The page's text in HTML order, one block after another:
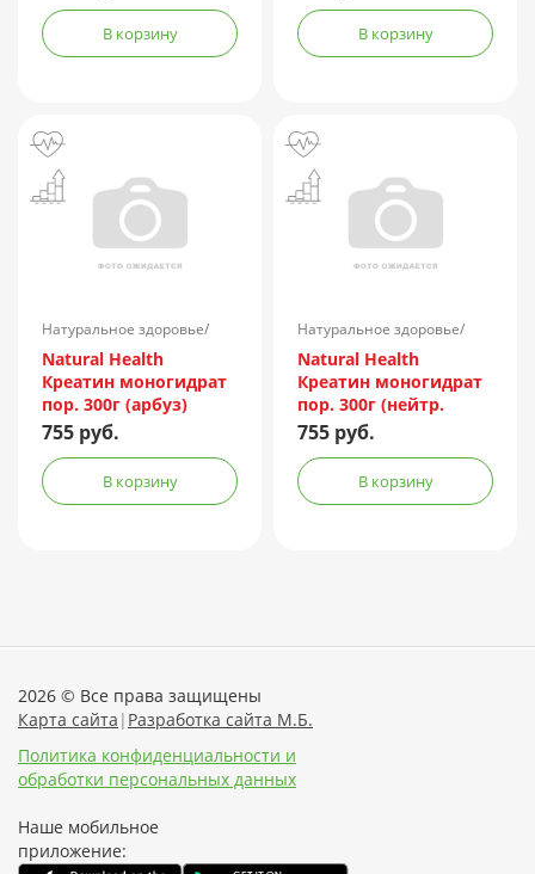
В корзину В корзину
Натуральное здоровье/
Россия
Natural Health
Креатин моногидрат
пор. 300г (арбуз)
755 руб.
В корзину
Натуральное здоровье/
Россия
Natural Health
Креатин моногидрат
пор. 300г (нейтр.
вкус)
755 руб.
В корзину
2026 © Все права защищены
Карта сайта | Разработка сайта М.Б.
Политика конфиденциальности и
обработки персональных данных
Наше мобильное
приложение: